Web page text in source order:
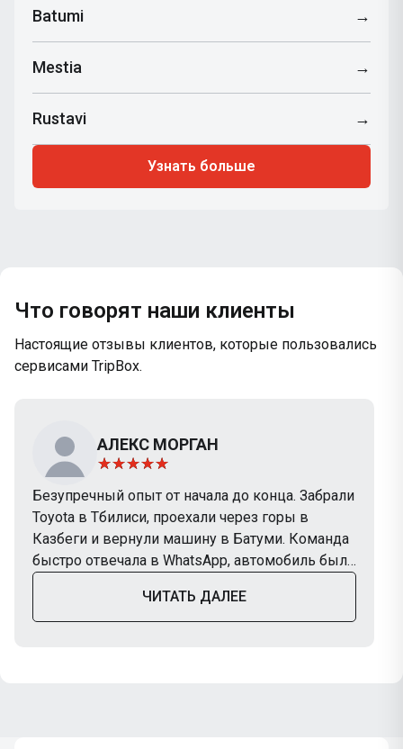
Batumi →
Mestia →
Rustavi →
Узнать больше
Что говорят наши клиенты
Настоящие отзывы клиентов, которые пользовались
сервисами TripBox.
АЛЕКС МОРГАН
Безупречный опыт от начала до конца. Забрали
Toyota в Тбилиси, проехали через горы в
Казбеги и вернули машину в Батуми. Команда
быстро отвечала в WhatsApp, автомобиль был
воспользуемся TripBox в следующей поездке.
ЧИТАТЬ ДАЛЕЕ